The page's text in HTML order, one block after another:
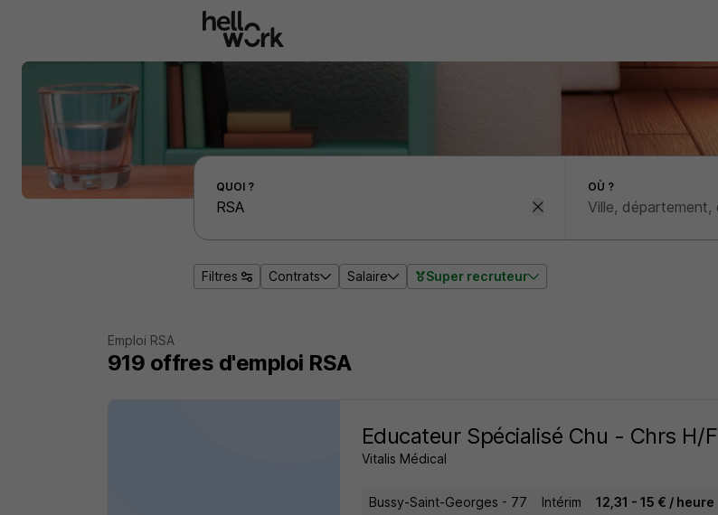
Effectuer une recherche d'emploi par localité
QUOI ? OÙ ?
Filtres Contrats Salaire Super recruteur
Emploi RSA
919 offres d'emploi RSA
Educateur Spécialisé Chu - Chrs H/F
Vitalis Médical
Bussy-Saint-Georges - 77 Intérim 12,31 - 15 € / heure